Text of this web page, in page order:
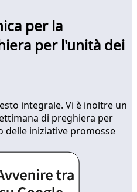
per la
per l'unità dei
integrale. Vi è inoltre un
di preghiera per
delle iniziative promosse